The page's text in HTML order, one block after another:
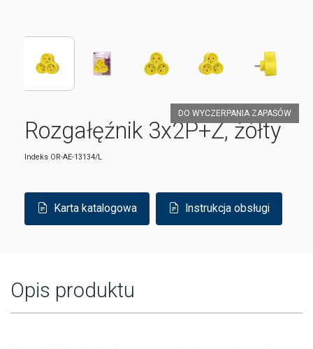
Rozgałęźnik 3x2P+Z, żółty
Indeks OR-AE-13134/L
DO WYCZERPANIA ZAPASÓW
Karta katalogowa Instrukcja obsługi
Opis produktu